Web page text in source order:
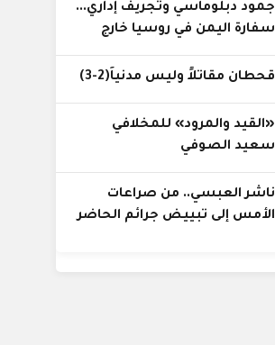
جمود دبلوماسي وتجريف إداري...
سفارة اليمن في روسيا خارج
قحطان مقاتلاً وليس مدنياً(2-3)
«القيد والمرود» للمخلافي
سعيد الصوفي
ناشر العبسي.. من صراعات
الأمس إلى تبييض جرائم الحاضر